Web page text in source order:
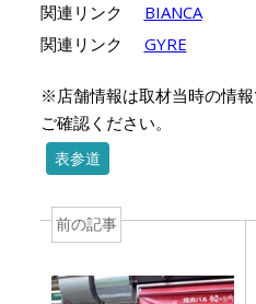
関連リンク
BIANCA
関連リンク
GYRE
※店舗情報は取材当時の情
ご確認ください。
表参道
前の記事